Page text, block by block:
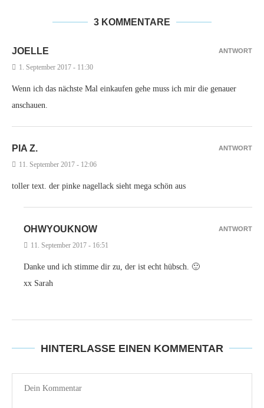
3 KOMMENTARE
JOELLE
1. September 2017 - 11:30
Wenn ich das nächste Mal einkaufen gehe muss ich mir die genauer
anschauen.
ANTWORT
PIA Z.
11. September 2017 - 12:06
toller text. der pinke nagellack sieht mega schön aus
ANTWORT
OHWYOUKNOW
11. September 2017 - 16:51
Danke und ich stimme dir zu, der ist echt hübsch. 🙂
xx Sarah
ANTWORT
HINTERLASSE EINEN KOMMENTAR